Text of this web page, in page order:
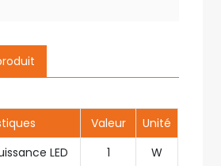
Valeur
Unité
LED 1
W